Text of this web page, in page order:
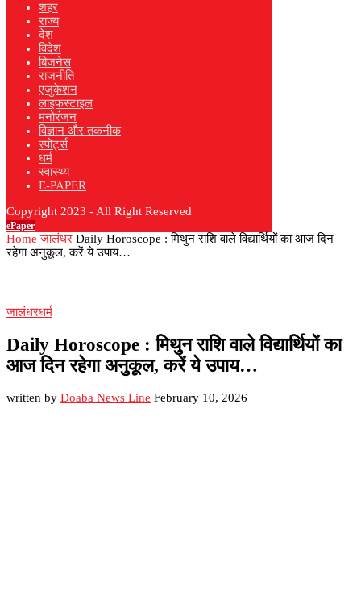
शहर
राज्य
देश
विदेश
बिजनेस
राजनीति
एजुकेशन
लाइफस्टाइल
मनोरंजन
विज्ञान और तकनीक
स्पोर्ट्स
धर्म
स्वास्थ्य
E-PAPER
Copyright 2023 - All Right Reserved
ePaper
Home जालंधर Daily Horoscope : मिथुन राशि वाले विद्यार्थियों का आज दिन
रहेगा अनुकूल, करें ये उपाय…
जालंधरधर्म
Daily Horoscope : मिथुन राशि वाले विद्यार्थियों का
आज दिन रहेगा अनुकूल, करें ये उपाय…
written by Doaba News Line February 10, 2026